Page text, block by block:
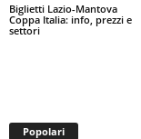
Biglietti Lazio-Mantova
Coppa Italia: info, prezzi e
settori
Popolari